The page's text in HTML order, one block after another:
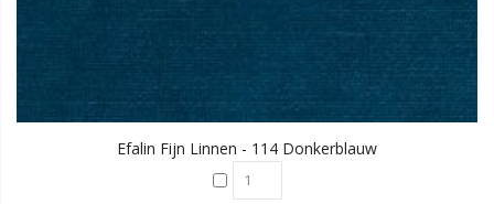
Efalin Fijn Linnen - 114 Donkerblauw